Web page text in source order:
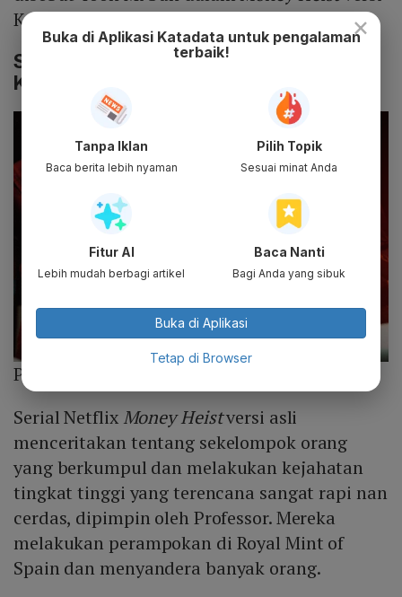
Korea.
Sinopsis Drama Money Heist
Korea
Photo :
Netflix Korea
Serial Netflix Money Heistversi asli
menceritakan tentang sekelompok orang
yang berkumpul dan melakukan kejahatan
tingkat tinggi yang terencana sangat rapi nan
cerdas, dipimpin oleh Professor. Mereka
melakukan perampokan di Royal Mint of
Spain dan menyandera banyak orang.
×
Buka di Aplikasi Katadata untuk pengalaman
terbaik!
Tanpa Iklan
Baca berita lebih nyaman
Pilih Topik
Sesuai minat Anda
Fitur AI
Lebih mudah berbagi artikel
Baca Nanti
Bagi Anda yang sibuk
Buka di Aplikasi
Tetap di Browser